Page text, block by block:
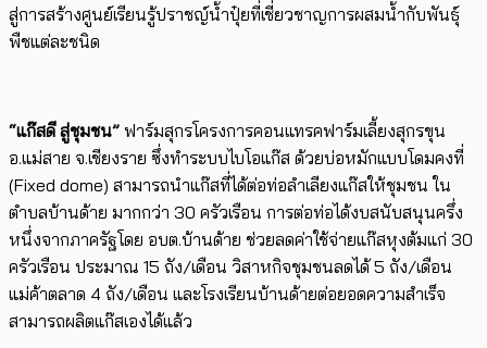
สู่การสร้างศูนย์เรียนรู้ปราชญ์น้ำปุ๋ยที่เชี่ยวชาญการผสมน้ำกับพันธุ์
พืชแต่ละชนิด
“แก๊สดี สู่ชุมชน” ฟาร์มสุกรโครงการคอนแทรคฟาร์มเลี้ยงสุกรขุน
อ.แม่สาย จ.เชียงราย ซึ่งทำระบบไบโอแก๊ส ด้วยบ่อหมักแบบโดมคงที่
(Fixed dome) สามารถนำแก๊สที่ได้ต่อท่อลำเลียงแก๊สให้ชุมชน ใน
ตำบลบ้านด้าย มากกว่า 30 ครัวเรือน การต่อท่อได้งบสนับสนุนครึ่ง
หนึ่งจากภาครัฐโดย อบต.บ้านด้าย ช่วยลดค่าใช้จ่ายแก๊สหุงต้มแก่ 30
ครัวเรือน ประมาณ 15 ถัง/เดือน วิสาหกิจชุมชนลดได้ 5 ถัง/เดือน
แม่ค้าตลาด 4 ถัง/เดือน และโรงเรียนบ้านด้ายต่อยอดความสำเร็จ
สามารถผลิตแก๊สเองได้แล้ว